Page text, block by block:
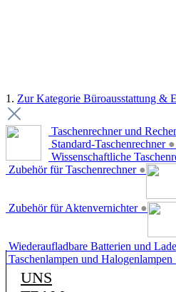
1. Zur Kategorie Büroausstattung &
Taschenrechner und
Standard-Taschenrechner ●
Wissenschaftliche
Zubehör für Taschenrechner ●
Zubehör für Aktenvernichter ●
Wiederaufladbare Batterien und
Taschenlampen und Halogenlampen
UNS